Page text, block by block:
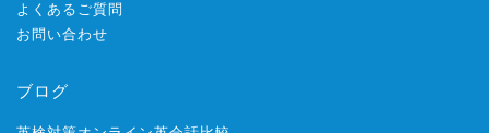
よくあるご質問
お問い合わせ
ブログ